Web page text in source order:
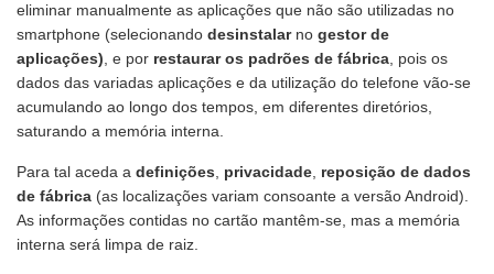
eliminar manualmente as aplicações que não são utilizadas no
smartphone (selecionando desinstalarno gestor de
aplicações) , e por restaurar os padrões de fábrica , pois os
dados das variadas aplicações e da utilização do telefone vão-se
acumulando ao longo dos tempos, em diferentes diretórios,
saturando a memória interna.
Para tal aceda a definições privacidade reposição de dados
de fábrica (as localizações variam consoante a versão Android).
As informações contidas no cartão mantêm-se, mas a memória
interna será limpa de raiz.